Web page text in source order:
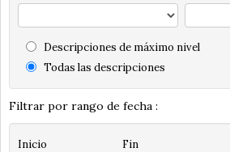
Descripciones de máximo nivel
Todas las descripciones
Filtrar por rango de fecha :
Inicio Fin